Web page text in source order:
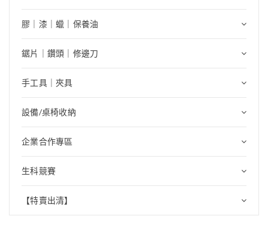
膠｜漆｜蠟｜保養油
鋸片｜鑽頭｜修邊刀
手工具｜夾具
設備/桌椅收納
企業合作專區
生科競賽
【特賣出清】